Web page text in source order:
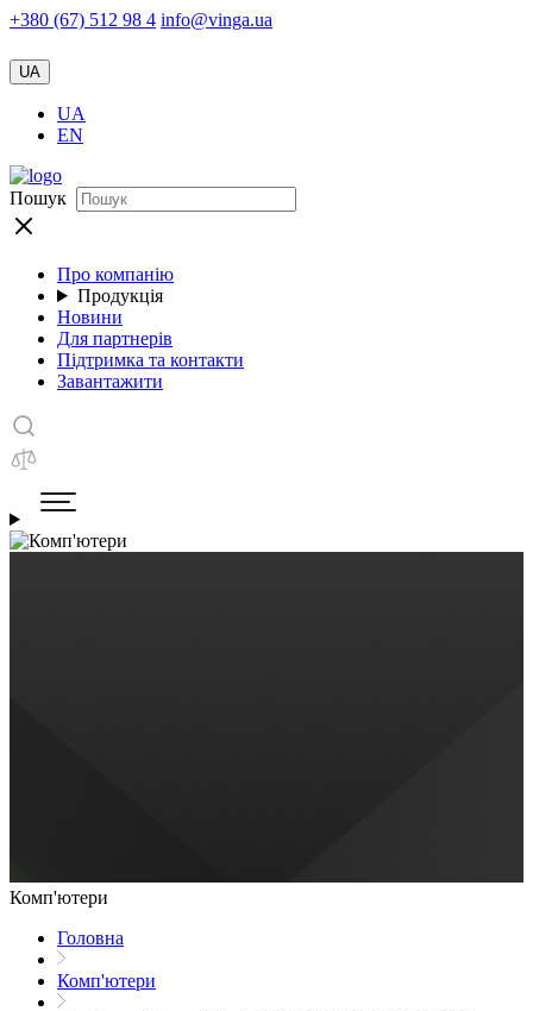
+380 (67) 512 98 4 info@vinga.ua
UA
UA
EN
Пошук
Про компанію
Продукція
Новини
Для партнерів
Підтримка та контакти
Завантажити
Комп'ютери
Головна
Комп'ютери